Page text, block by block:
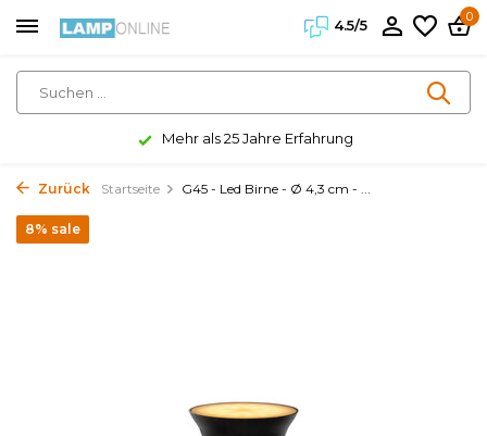
4.5/5
0
Mehr als 25 Jahre Erfahrung
Zurück Startseite G45 - Led Birne - Ø 4,3 cm - ...
8% sale